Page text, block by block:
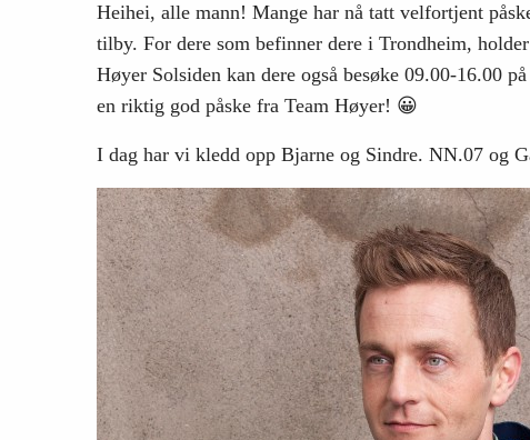
Heihei, alle mann! Mange har nå tatt velfortjent
tilby. For dere som befinner dere i Trondheim,
Høyer Solsiden kan dere også besøke 09.00-16.00
en riktig god påske fra Team Høyer! 😀
I dag har vi kledd opp Bjarne og Sindre. NN.07 og